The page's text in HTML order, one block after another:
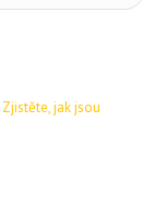
Zjistěte, jak jsou